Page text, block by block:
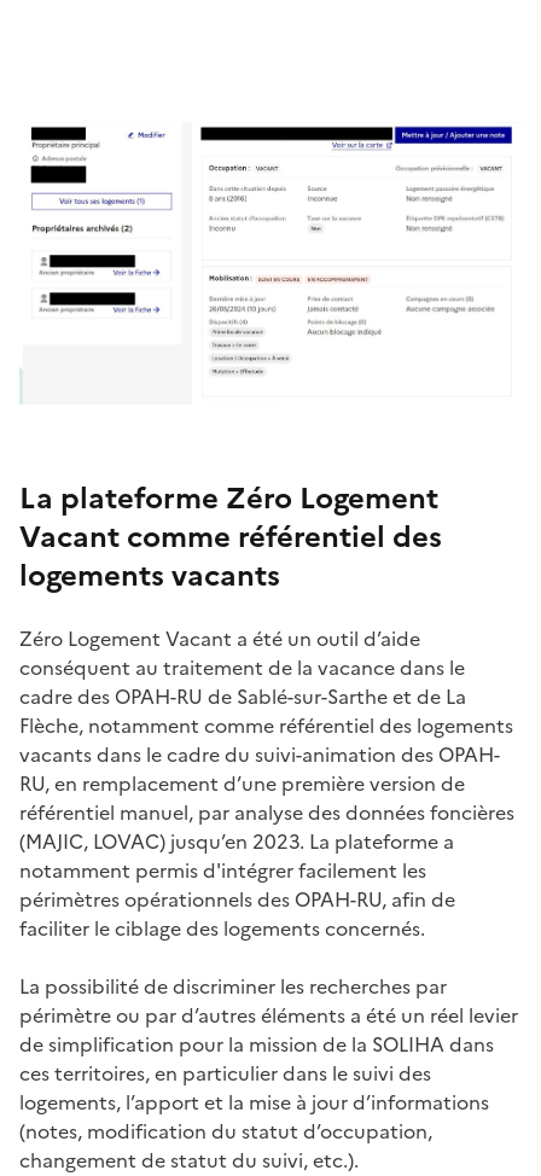
La plateforme Zéro Logement
Vacant comme référentiel des
logements vacants
Zéro Logement Vacant a été un outil d’aide
conséquent au traitement de la vacance dans le
cadre des OPAH-RU de Sablé-sur-Sarthe et de La
Flèche, notamment comme référentiel des logements
vacants dans le cadre du suivi-animation des OPAH-
RU, en remplacement d’une première version de
référentiel manuel, par analyse des données foncières
(MAJIC, LOVAC) jusqu’en 2023. La plateforme a
notamment permis d'intégrer facilement les
périmètres opérationnels des OPAH-RU, afin de
faciliter le ciblage des logements concernés.
La possibilité de discriminer les recherches par
périmètre ou par d’autres éléments a été un réel levier
de simplification pour la mission de la SOLIHA dans
ces territoires, en particulier dans le suivi des
logements, l’apport et la mise à jour d’informations
(notes, modification du statut d’occupation,
changement de statut du suivi, etc.).